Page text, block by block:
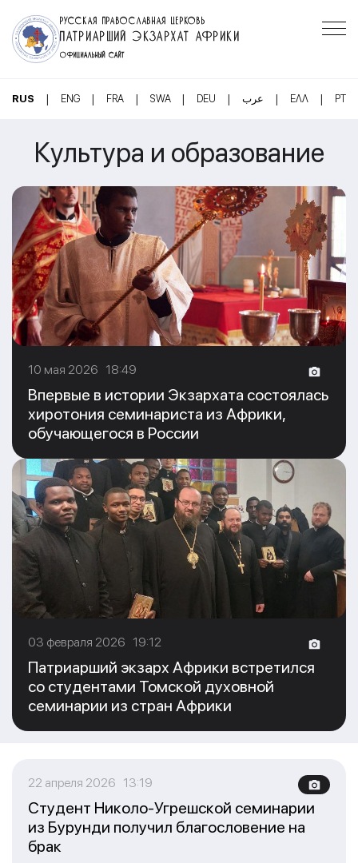
РУССКАЯ ПРАВОСЛАВНАЯ ЦЕРКОВЬ
ПАТРИАРШИЙ ЭКЗАРХАТ АФРИКИ
ОФИЦИАЛЬНЫЙ САЙТ
RUS | ENG | FRA | SWA | DEU | عرب | ΕΛΛ | PT
Культура и образование
10 мая 2026 18:49
Впервые в истории Экзархата состоялась
хиротония семинариста из Африки,
обучающегося в России
03 февраля 2026 19:12
Патриарший экзарх Африки встретился
со студентами Томской духовной
семинарии из стран Африки
22 апреля 2026 13:19
Студент Николо-Угрешской семинарии
из Бурунди получил благословение на
брак